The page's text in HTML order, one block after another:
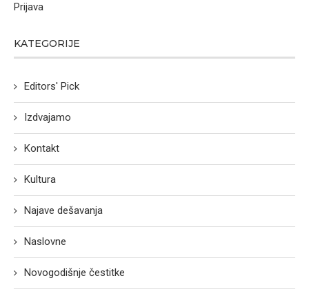
Prijava
KATEGORIJE
Editors' Pick
Izdvajamo
Kontakt
Kultura
Najave dešavanja
Naslovne
Novogodišnje čestitke